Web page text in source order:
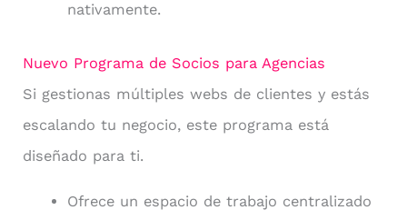
nativamente.
Nuevo Programa de Socios para Agencias
Si gestionas múltiples webs de clientes y estás
escalando tu negocio, este programa está
diseñado para ti.
Ofrece un espacio de trabajo centralizado